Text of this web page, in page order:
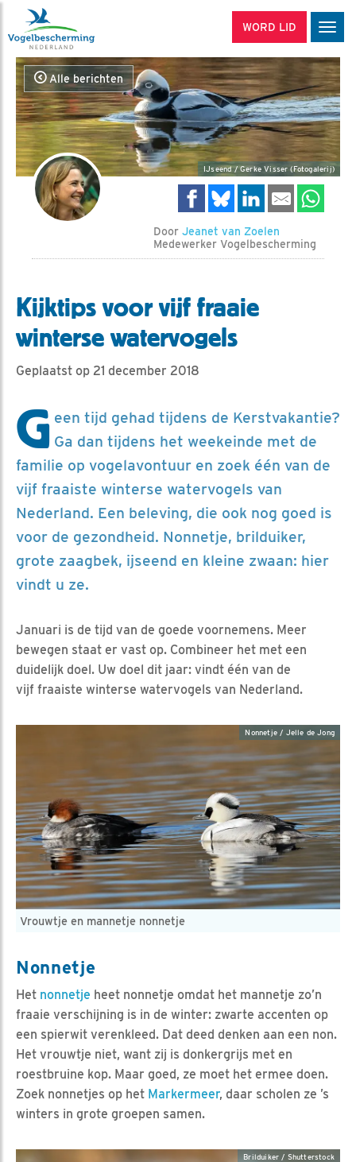
WORD LID
Alle berichten
IJseend / Gerke Visser (Fotogalerij)
Door Jeanet van Zoelen
Medewerker Vogelbescherming
Kijktips voor vijf fraaie
winterse watervogels
Geplaatst op 21 december 2018
G een tijd gehad tijdens de Kerstvakantie?
Ga dan tijdens het weekeinde met de
familie op vogelavontuur en zoek één van de
vijf fraaiste winterse watervogels van
Nederland. Een beleving, die ook nog goed is
voor de gezondheid. Nonnetje, brilduiker,
grote zaagbek, ijseend en kleine zwaan: hier
vindt u ze.
Januari is de tijd van de goede voornemens. Meer
bewegen staat er vast op. Combineer het met een
duidelijk doel. Uw doel dit jaar: vindt één van de
vijf fraaiste winterse watervogels van Nederland.
Vrouwtje en mannetje nonnetje
Nonnetje / Jelle de Jong
Nonnetje
Het nonnetje heet nonnetje omdat het mannetje zo’n
fraaie verschijning is in de winter: zwarte accenten op
een spierwit verenkleed. Dat deed denken aan een non.
Het vrouwtje niet, want zij is donkergrijs met en
roestbruine kop. Maar goed, ze moet het ermee doen.
Zoek nonnetjes op het Markermeer, daar scholen ze ’s
winters in grote groepen samen.
Brilduiker / Shutterstock